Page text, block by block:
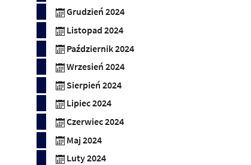
Grudzień 2024
Listopad 2024
Październik 2024
Wrzesień 2024
Sierpień 2024
Lipiec 2024
Czerwiec 2024
Maj 2024
Luty 2024